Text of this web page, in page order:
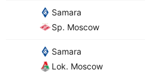
Samara
Sp. Moscow
Samara
Lok. Moscow